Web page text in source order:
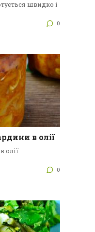
швидко і
0
в олії
олії ‑
0